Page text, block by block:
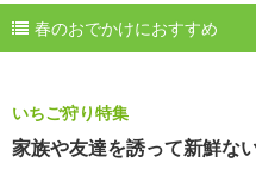
春のおでかけにおすすめ
いちご狩り特集
家族や友達を誘って新鮮な